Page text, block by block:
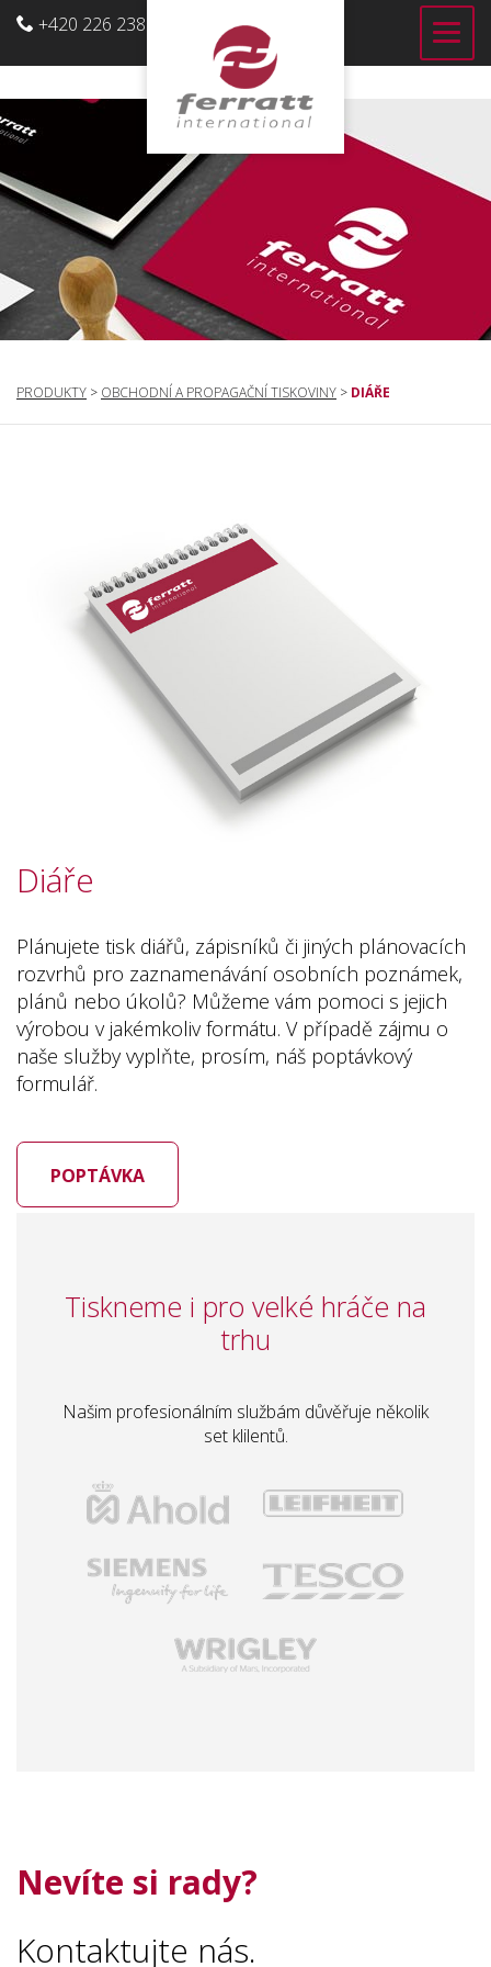
+420 226 238 700
CZ
PRODUKTY > OBCHODNÍ A PROPAGAČNÍ TISKOVINY > DIÁŘE
Diáře
Plánujete tisk diářů, zápisníků či jiných plánovacích
rozvrhů pro zaznamenávání osobních poznámek,
plánů nebo úkolů? Můžeme vám pomoci s jejich
výrobou v jakémkoliv formátu. V případě zájmu o
naše služby vyplňte, prosím, náš poptávkový
formulář.
POPTÁVKA
Tiskneme i pro velké hráče na
trhu
Našim profesionálním službám důvěřuje několik
set klilentů.
Nevíte si rady?
Kontaktujte nás.